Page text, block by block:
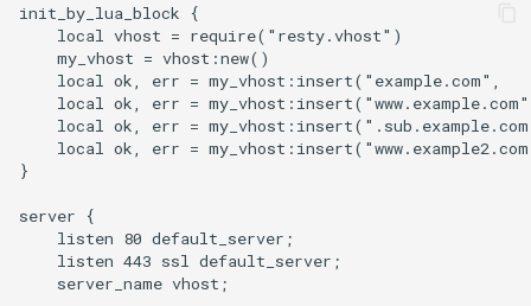
concat
cookie-flag
cookie-limit
coolkit
dav-ext
init_by_lua_block {
    local vhost = require("resty.vhost")
    my_vhost = vhost:new()
local ok, err = my_vhost:insert("example.com",
local ok, err =
local ok, err =
local ok, err =
}
server {
    listen 80 default_server;
    listen 443 ssl default_server;
    server_name vhost;